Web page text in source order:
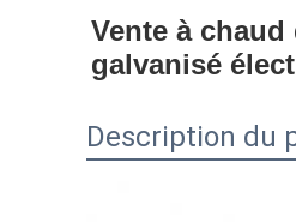
Vente à chaud
galvanisé
Description du